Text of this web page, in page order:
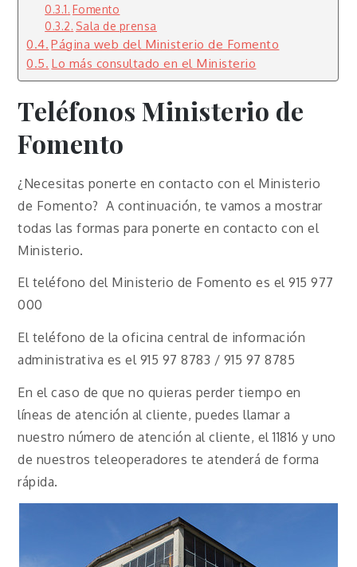
Fomento
Sala de prensa
Página web del Ministerio de Fomento
Lo más consultado en el Ministerio
Teléfonos Ministerio de
Fomento
¿Necesitas ponerte en contacto con el Ministerio
de Fomento? A continuación, te vamos a mostrar
todas las formas para ponerte en contacto con el
Ministerio.
El teléfono del Ministerio de Fomento es el 915 977
000
El teléfono de la oficina central de información
administrativa es el 915 97 8783 / 915 97 8785
En el caso de que no quieras perder tiempo en
líneas de atención al cliente, puedes llamar a
nuestro número de atención al cliente, el 11816 y uno
de nuestros teleoperadores te atenderá de forma
rápida.